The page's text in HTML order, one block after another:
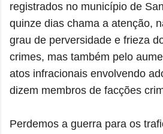
registrados no município de
quinze dias chama a atenção,
grau de perversidade e frieza
crimes, mas também pelo
atos infracionais envolvendo
dizem membros de facções
Perdemos a guerra para os